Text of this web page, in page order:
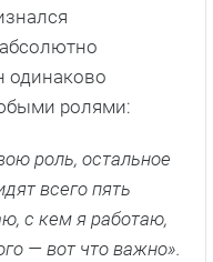
одинаково
ролями:
роль, остальное
всего пять
с кем я работаю,
— вот что важно».